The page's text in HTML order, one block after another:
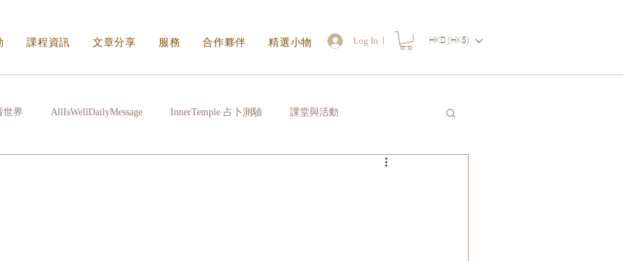
課程資訊 文章分享 服務 合作夥伴 精選小物 Log In HKD (HK$)
世界 AllIsWellDailyMessage InnerTemple 占卜測驗 課堂與活動
讀一封信送給自己